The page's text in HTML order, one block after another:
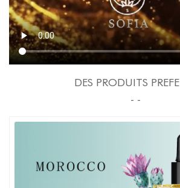
DES PRODUITS
- -